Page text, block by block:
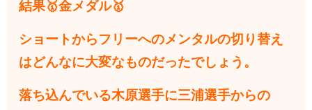
結果🥇金メダル🥇
ショートからフリーへのメンタルの切り替え
はどんなに大変なものだったでしょう。
落ち込んでいる木原選手に三浦選手からの